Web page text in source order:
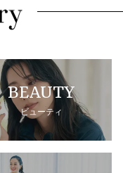
BEAUTY
ビューティ